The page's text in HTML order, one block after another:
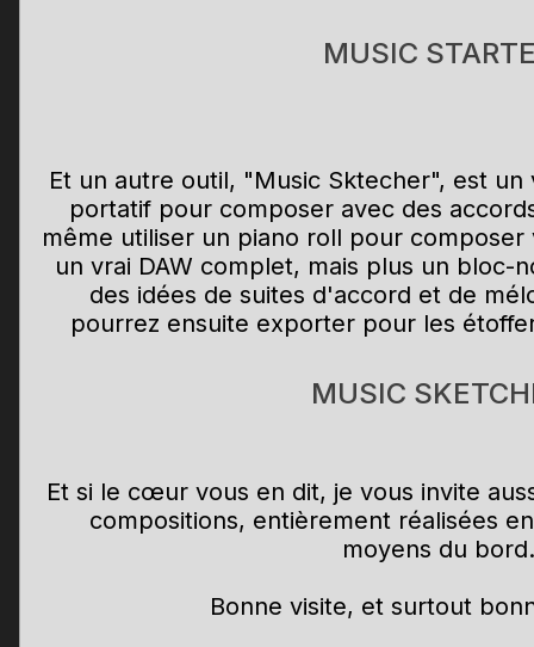
MUSIC
Et un autre outil, "Music Sktecher", est
portatif pour composer avec des
même utiliser un piano roll pour
un vrai DAW complet, mais plus un bloc-
des idées de suites d'accord et de
pourrez ensuite exporter pour les
MUSIC
Et si le cœur vous en dit, je vous invite
compositions, entièrement réalisées
moyens du bord.
Bonne visite, et surtout